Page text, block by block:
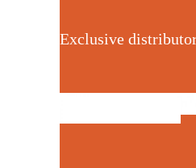
Exclusive